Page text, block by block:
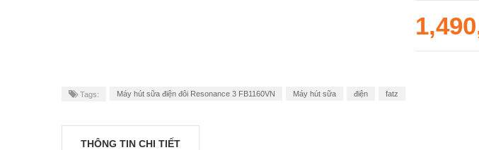
Tags: Máy hút sữa điện đôi Resonance 3 FB1160VN Máy hút sữa điện fatz
THÔNG TIN CHI TIẾT